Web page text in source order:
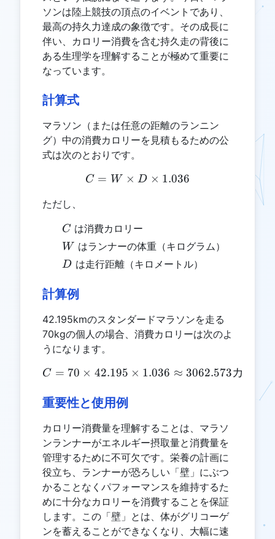
ソンは陸上競技の頂点のイベントであり、
最高の持久力達成の象徴です。その成長に
伴い、カロリー消費を含む持久走の背後に
ある生理学を理解することが極めて重要に
なっています。
計算式
マラソン（または任意の距離のランニン
グ）中の消費カロリーを見積もるための公
式は次のとおりです。
C = W \times D \times
C = W × D × 1.036
ただし、
C
C は消費カロリー
W
W はランナーの体重（キログラム）
D
D は走行距離（キロメートル）
計算例
42.195kmのスタンダードマラソンを走る
70kgの個人の場合、消費カロリーは次のよ
うになります。
C = 70 \times 42.195
C = 70 × 42.195 × 1.036 ≈ 3062.573カロリ
重要性と使用例
カロリー消費量を理解することは、マラソ
ンランナーがエネルギー摂取量と消費量を
管理するために不可欠です。栄養の計画に
役立ち、ランナーが恐ろしい「壁」にぶつ
かることなくパフォーマンスを維持するた
めに十分なカロリーを消費することを保証
します。この「壁」とは、体がグリコーゲ
ンを蓄えることができなくなり、大幅に速